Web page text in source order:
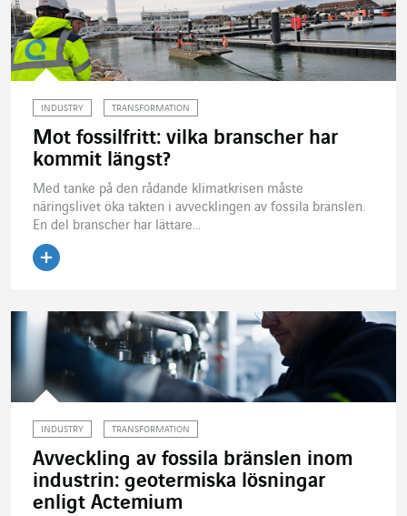
INDUSTRY TRANSFORMATION
Mot fossilfritt: vilka branscher har
kommit längst?
Med tanke på den rådande klimatkrisen måste
näringslivet öka takten i avvecklingen av fossila bränslen.
En del branscher har lättare...
INDUSTRY TRANSFORMATION
Avveckling av fossila bränslen inom
industrin: geotermiska lösningar
enligt Actemium